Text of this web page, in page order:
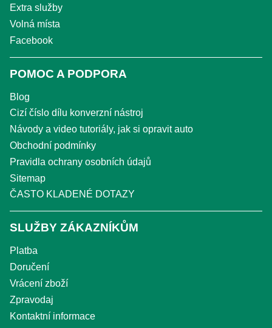
Extra služby
Volná místa
Facebook
POMOC A PODPORA
Blog
Cizí číslo dílu konverzní nástroj
Návody a video tutoriály, jak si opravit auto
Obchodní podmínky
Pravidla ochrany osobních údajů
Sitemap
ČASTO KLADENÉ DOTAZY
SLUŽBY ZÁKAZNÍKŮM
Platba
Doručení
Vrácení zboží
Zpravodaj
Kontaktní informace